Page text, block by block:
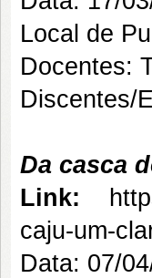
Local de
Docentes:
Discentes/
Da casca
Link:
caju-um-
Data: 07/